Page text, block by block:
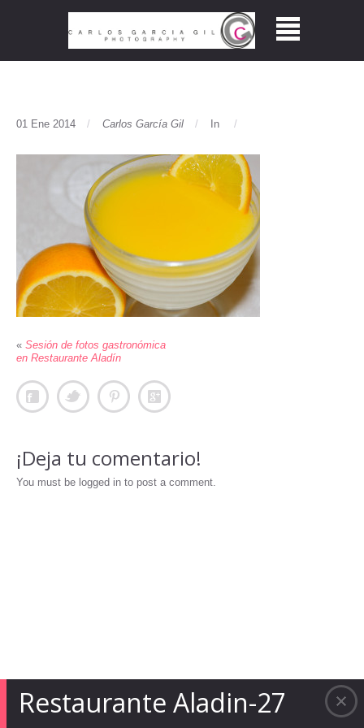
Restaurante Aladin-27
01 Ene 2014 Carlos García Gil In
« Sesión de fotos gastronómica
en Restaurante Aladín
¡Deja tu comentario!
You must be logged in to post a comment.